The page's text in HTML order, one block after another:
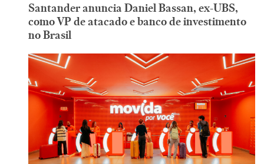
Santander anuncia Daniel Bassan, ex-UBS,
como VP de atacado e banco de investimento
no Brasil